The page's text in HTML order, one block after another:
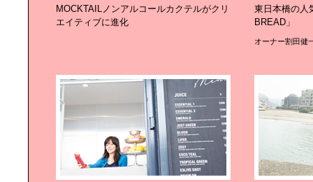
MOCKTAILノンアルコールカクテルがクリ
エイティブに進化
東日本橋の人
BREAD」
オーナー割田健